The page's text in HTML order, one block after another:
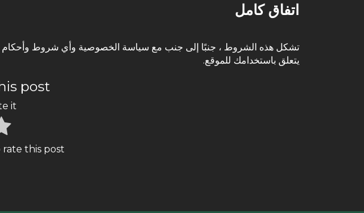
اتفاق كامل
تشكل هذه الشروط ، جنبًا إلى جنب مع سياسة الخصوصية وأي شروط وأحكام
يتعلق باستخدامك للموقع.
post?
it!
this post.